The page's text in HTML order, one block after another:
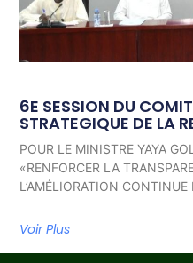
6E SESSION DU
STRATEGIQUE DE LA
POUR LE MINISTRE YAYA
«RENFORCER LA
L’AMÉLIORATION
Voir Plus